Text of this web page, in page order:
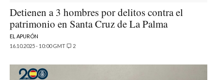
Detienen a 3 hombres por delitos contra el
patrimonio en Santa Cruz de La Palma
EL APURÓN
16.10.2025 - 10:00 GMT
2